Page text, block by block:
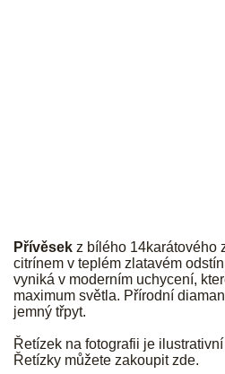
Přívěsek z bílého 14karátového
citrínem v teplém zlatavém
vyniká v moderním uchycení,
maximum světla. Přírodní
jemný třpyt.
Řetízek na fotografii je
Řetízky můžete zakoupitzde.